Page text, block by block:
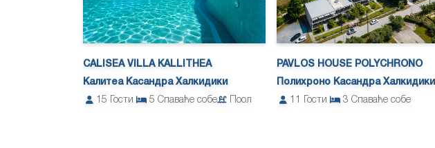
CALISEA VILLA KALLITHEA
Калитеа Касандра Халкидики
15
Гости 5 Спаваће собе Поол
PAVLOS HOUSE POLYCHRONO
Полихроно Касандра Халкидики
Гости 3 Спаваће собе